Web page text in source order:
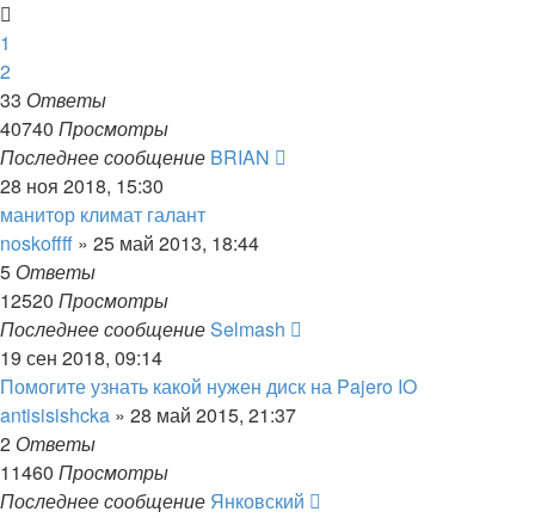
1
2
33 Ответы
40740 Просмотры
Последнее сообщение BRIAN
28 ноя 2018, 15:30
манитор климат галант
noskoffff » 25 май 2013, 18:44
5 Ответы
12520 Просмотры
Последнее сообщениеSelmash
19 сен 2018, 09:14
Помогите узнать какой нужен диск на Pajero IO
antisisishcka » 28 май 2015, 21:37
2 Ответы
11460 Просмотры
Последнее сообщение Янковский